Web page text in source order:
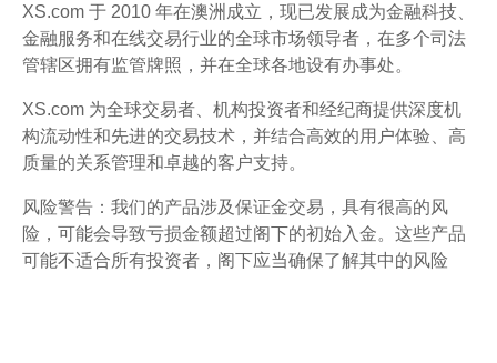
XS.com 于 2010 年在澳洲成立，现已发展成为金融科技、
金融服务和在线交易行业的全球市场领导者，在多个司法
管辖区拥有监管牌照，并在全球各地设有办事处。
XS.com 为全球交易者、机构投资者和经纪商提供深度机
构流动性和先进的交易技术，并结合高效的用户体验、高
质量的关系管理和卓越的客户支持。
风险警告：我们的产品涉及保证金交易，具有很高的风
险，可能会导致亏损金额超过阁下的初始入金。这些产品
可能不适合所有投资者，阁下应当确保了解其中的风险